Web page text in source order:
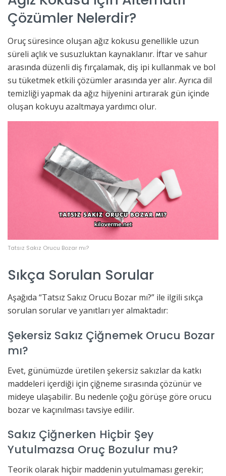
Çözümler Nelerdir?
Oruç süresince oluşan ağız kokusu genellikle uzun
süreli açlık ve susuzluktan kaynaklanır. İftar ve sahur
arasında düzenli diş fırçalamak, diş ipi kullanmak ve bol
su tüketmek etkili çözümler arasında yer alır. Ayrıca dil
temizliği yapmak da ağız hijyenini artırarak gün içinde
oluşan kokuyu azaltmaya yardımcı olur.
Tatsız Sakız Orucu Bozar mı?
Sıkça Sorulan Sorular
Aşağıda “Tatsız Sakız Orucu Bozar mı?” ile ilgili sıkça
sorulan sorular ve yanıtları yer almaktadır:
Şekersiz Sakız Çiğnemek Orucu Bozar
mı?
Evet, günümüzde üretilen şekersiz sakızlar da katkı
maddeleri içerdiği için çiğneme sırasında çözünür ve
mideye ulaşabilir. Bu nedenle çoğu görüşe göre orucu
bozar ve kaçınılması tavsiye edilir.
Sakız Çiğnerken Hiçbir Şey
Yutulmazsa Oruç Bozulur mu?
Teorik olarak hiçbir maddenin yutulmaması gerekir;